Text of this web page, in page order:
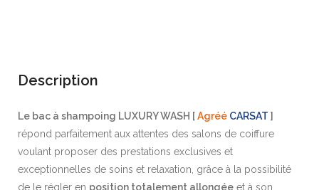
1459 - Marmo 265
568 1451
Description
Le bac à shampoing LUXURY WASH [Agréé CARSAT ]
répond parfaitement aux attentes des salons de coiffure
voulant proposer des prestations exclusives et
exceptionnelles de soins et relaxation, grâce à la possibilité
de le régler en position totalement allongée et à son